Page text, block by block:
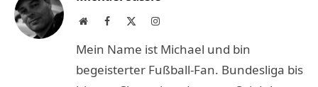
WebsiteFacebook Instagram
Mein Name ist Michael und bin
begeisterter Fußball-Fan. Bundesliga bis